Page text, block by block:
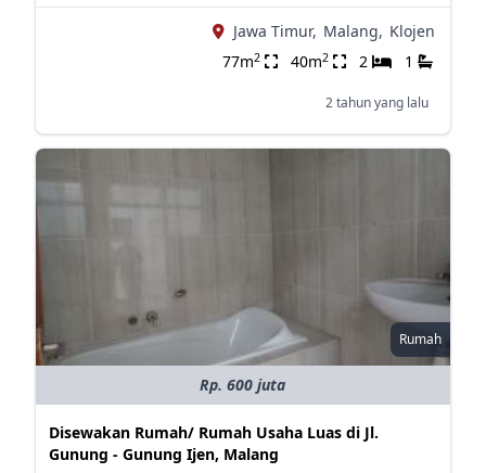
Jawa Timur, Malang, Klojen
77m2 40m2 2 1
2 tahun yang lalu
Rumah
Rp. 600 juta
Disewakan Rumah/ Rumah Usaha Luas di Jl.
Gunung - Gunung Ijen, Malang